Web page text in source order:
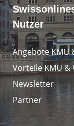
Nutzer
Angebote KMU
Vorteile KMU &
Newsletter
Partner